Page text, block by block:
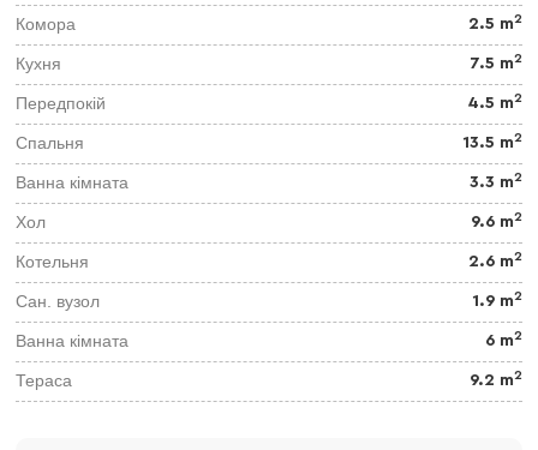
Комора 2.5 m2
Кухня 7.5 m2
Передпокій 4.5 m2
Спальня 13.5 m2
Ванна кімната 3.3 m2
Хол 9.6 m2
Котельня 2.6 m2
Сан. вузол 1.9 m2
Ванна кімната 6 m2
Тераса 9.2 m2